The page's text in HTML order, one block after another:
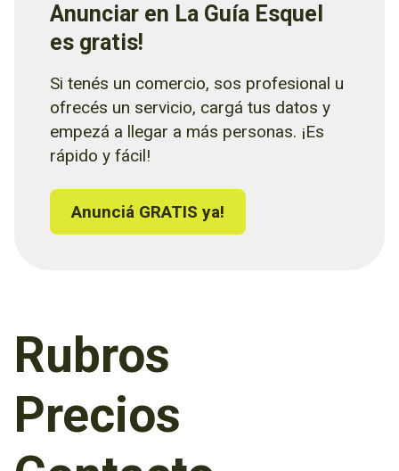
Anunciar en La Guía Esquel
es gratis!
Si tenés un comercio, sos profesional u
ofrecés un servicio, cargá tus datos y
empezá a llegar a más personas. ¡Es
rápido y fácil!
Anunciá GRATIS ya!
Rubros
Precios